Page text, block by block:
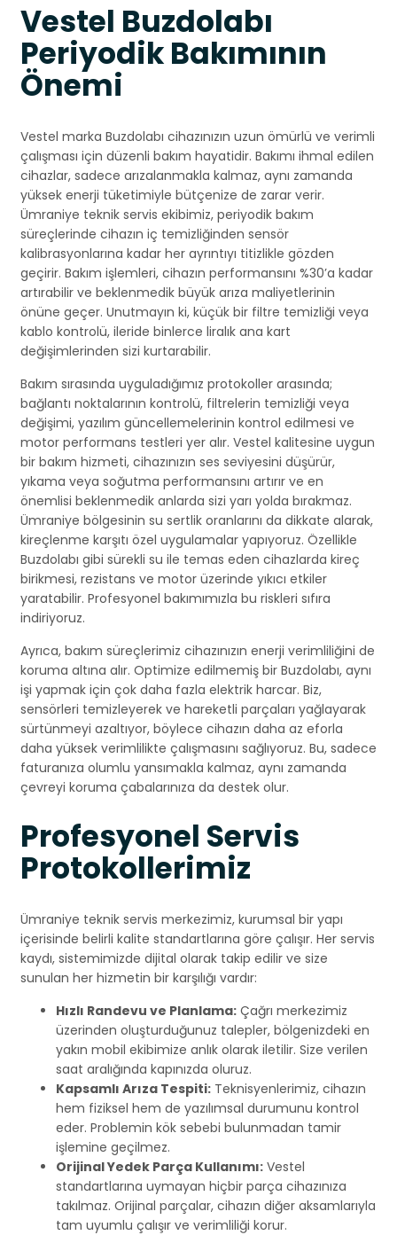
Vestel Buzdolabı
Periyodik Bakımının
Önemi
Vestel marka Buzdolabı cihazınızın uzun ömürlü ve verimli
çalışması için düzenli bakım hayatidir. Bakımı ihmal edilen
cihazlar, sadece arızalanmakla kalmaz, aynı zamanda
yüksek enerji tüketimiyle bütçenize de zarar verir.
Ümraniye teknik servis ekibimiz, periyodik bakım
süreçlerinde cihazın iç temizliğinden sensör
kalibrasyonlarına kadar her ayrıntıyı titizlikle gözden
geçirir. Bakım işlemleri, cihazın performansını %30’a kadar
artırabilir ve beklenmedik büyük arıza maliyetlerinin
önüne geçer. Unutmayın ki, küçük bir filtre temizliği veya
kablo kontrolü, ileride binlerce liralık ana kart
değişimlerinden sizi kurtarabilir.
Bakım sırasında uyguladığımız protokoller arasında;
bağlantı noktalarının kontrolü, filtrelerin temizliği veya
değişimi, yazılım güncellemelerinin kontrol edilmesi ve
motor performans testleri yer alır. Vestel kalitesine uygun
bir bakım hizmeti, cihazınızın ses seviyesini düşürür,
yıkama veya soğutma performansını artırır ve en
önemlisi beklenmedik anlarda sizi yarı yolda bırakmaz.
Ümraniye bölgesinin su sertlik oranlarını da dikkate alarak,
kireçlenme karşıtı özel uygulamalar yapıyoruz. Özellikle
Buzdolabı gibi sürekli su ile temas eden cihazlarda kireç
birikmesi, rezistans ve motor üzerinde yıkıcı etkiler
yaratabilir. Profesyonel bakımımızla bu riskleri sıfıra
indiriyoruz.
Ayrıca, bakım süreçlerimiz cihazınızın enerji verimliliğini de
koruma altına alır. Optimize edilmemiş bir Buzdolabı, aynı
işi yapmak için çok daha fazla elektrik harcar. Biz,
sensörleri temizleyerek ve hareketli parçaları yağlayarak
sürtünmeyi azaltıyor, böylece cihazın daha az eforla
daha yüksek verimlilikte çalışmasını sağlıyoruz. Bu, sadece
faturanıza olumlu yansımakla kalmaz, aynı zamanda
çevreyi koruma çabalarınıza da destek olur.
Profesyonel Servis
Protokollerimiz
Ümraniye teknik servis merkezimiz, kurumsal bir yapı
içerisinde belirli kalite standartlarına göre çalışır. Her servis
kaydı, sistemimizde dijital olarak takip edilir ve size
sunulan her hizmetin bir karşılığı vardır:
Hızlı Randevu ve Planlama: Çağrı merkezimiz
üzerinden oluşturduğunuz talepler, bölgenizdeki en
yakın mobil ekibimize anlık olarak iletilir. Size verilen
saat aralığında kapınızda oluruz.
Kapsamlı Arıza Tespiti: Teknisyenlerimiz, cihazın
hem fiziksel hem de yazılımsal durumunu kontrol
eder. Problemin kök sebebi bulunmadan tamir
işlemine geçilmez.
Orijinal Yedek Parça Kullanımı: Vestel
standartlarına uymayan hiçbir parça cihazınıza
takılmaz. Orijinal parçalar, cihazın diğer aksamlarıyla
tam uyumlu çalışır ve verimliliği korur.